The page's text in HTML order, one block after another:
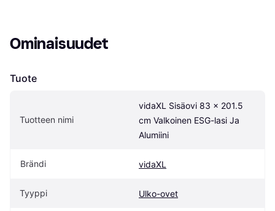
Ominaisuudet
Tuote
Tuotteen nimi
vidaXL Sisäovi 83 x 201.5
cm Valkoinen ESG-lasi Ja
Alumiini
Brändi vidaXL
Tyyppi Ulko-ovet